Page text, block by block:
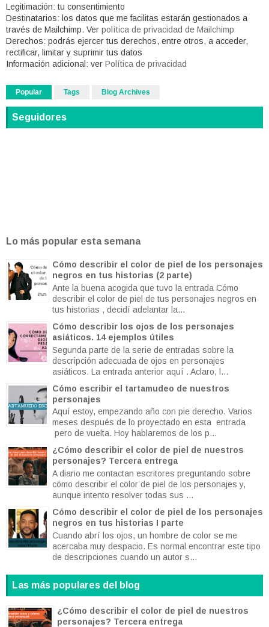
Legitimación: tu consentimiento
Destinatarios: los datos que me facilitas estarán gestionados a
través de Mailchimp. Ver política de privacidad de Mailchimp
Derechos: podrás ejercer tus derechos, entre otros, a acceder,
rectificar, limitar y suprimir tus datos
Información adicional : ver Política de privacidad
Popular Tags Blog Archives
Seguidores
Lo más popular esta semana
Cómo describir el color de piel de los personajes
negros en tus historias (2 parte)
Ante la buena acogida que tuvo la entrada Cómo
describir el color de piel de tus personajes negros en
tus historias , decidí adelantar la...
Cómo describir los ojos de los personajes
asiáticos. 14 ejemplos útiles
Segunda parte de la serie de entradas sobre la
descripción adecuada de ojos en personajes
asiáticos. La entrada anterior aquí . Aclaro, l...
Cómo escribir el tartamudeo de nuestros
personajes
Aquí estoy, empezando año con pie derecho. Varios
meses después de lo proyectado en esta entrada
pero de vuelta. Hoy hablaremos de los p...
¿Cómo describir el color de piel de nuestros
personajes? Tercera entrega
A diario me contactan escritores preguntando sobre
cómo describir el color de piel de los personajes y,
aunque intento resolver todas sus ...
Cómo describir el color de piel de los personajes
negros en tus historias I parte
Cuando abrí los ojos, un hombre de color se me
acercaba muy despacio. Es normal encontrar este tipo
de descripciones cuando un autor s...
Las más populares del blog
¿Cómo describir el color de piel de nuestros
personajes? Tercera entrega